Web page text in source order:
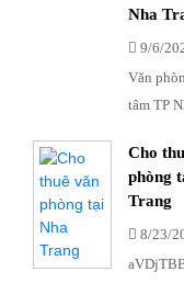
Nha
9/6/
Văn
tâm TP
Cho
phòng
Trang
8/23/